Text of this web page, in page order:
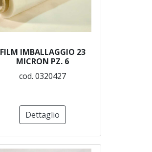
FILM IMBALLAGGIO 23
MICRON PZ. 6
cod. 0320427
Dettaglio